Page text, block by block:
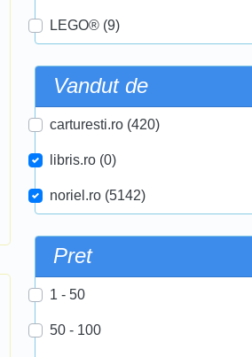
LEGO® (9)
Vandut de
carturesti.ro (420)
libris.ro (0)
noriel.ro (5142)
Pret
1 - 50
50 - 100